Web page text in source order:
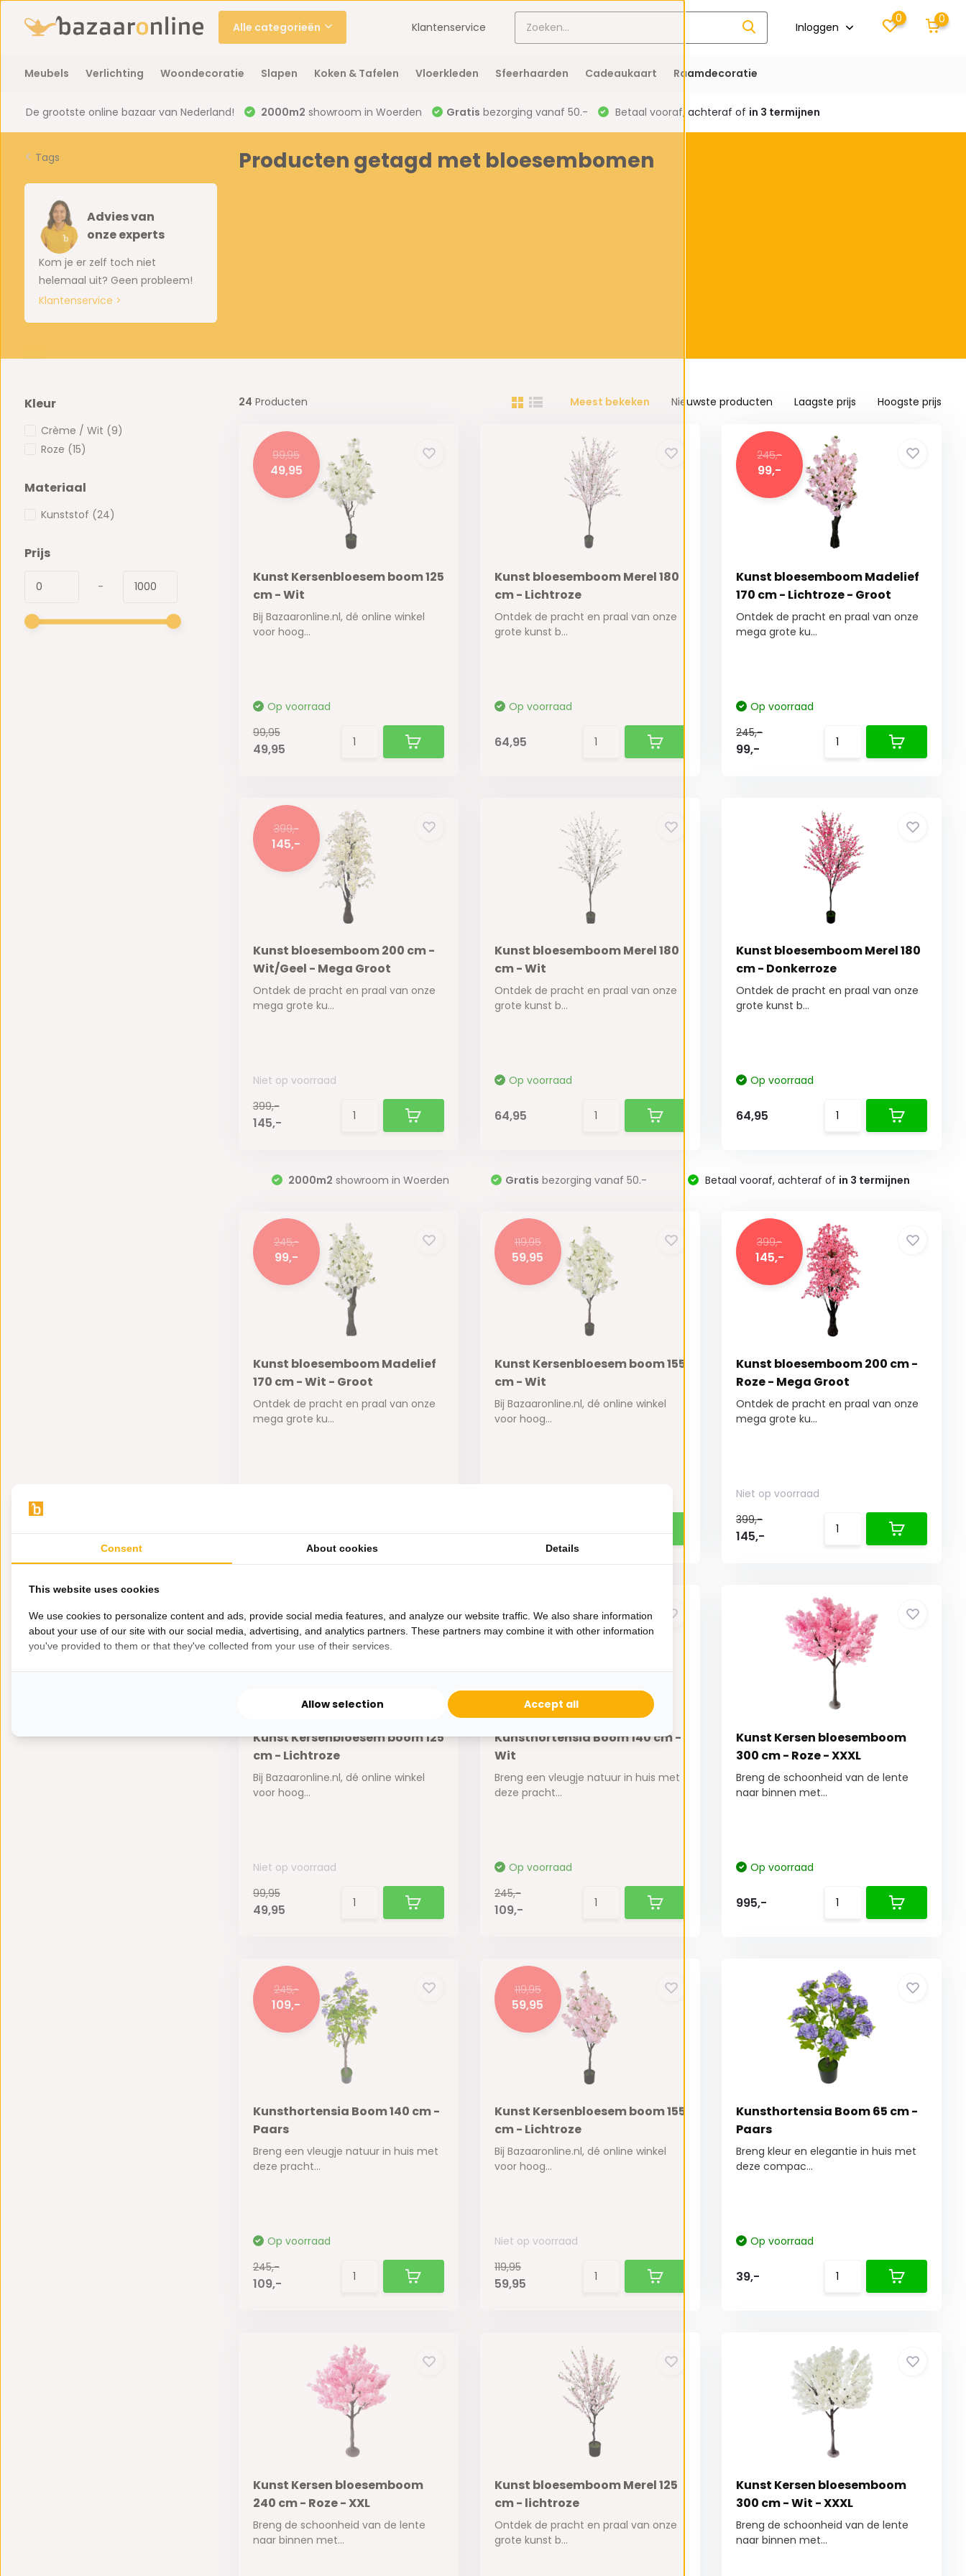
Alle categorieën Klantenservice Inloggen
0 0
Meubels Verlichting Woondecoratie Slapen Koken & Tafelen Vloerkleden Sfeerhaarden Cadeaukaart Raamdecoratie
De grootste online bazaar van Nederland! 2000m2 showroom in Woerden Gratis bezorging vanaf 50.- Betaal vooraf, achteraf of in 3 termijnen
Tags
Advies van
onze experts
Kom je er zelf toch niet
helemaal uit? Geen probleem!
Klantenservice >
Producten getagd met bloesembomen
Kleur
Crème / Wit (9)
Roze (15)
Materiaal
Kunststof (24)
Prijs
-
24 Producten Meest bekeken Nieuwste producten Laagste prijs Hoogste prijs
99,95
49,95
Kunst Kersenbloesem boom 125
cm - Wit
Bij Bazaaronline.nl, dé online winkel
voor hoog...
Op voorraad
99,95
49,95
Kunst bloesemboom Merel 180
cm - Lichtroze
Ontdek de pracht en praal van onze
grote kunst b...
Op voorraad
64,95
245,-
99,-
Kunst bloesemboom Madelief
170 cm - Lichtroze - Groot
Ontdek de pracht en praal van onze
mega grote ku...
Op voorraad
245,-
99,-
399,-
145,-
Kunst bloesemboom 200 cm -
Wit/Geel - Mega Groot
Ontdek de pracht en praal van onze
mega grote ku...
Niet op voorraad
399,-
145,-
Kunst bloesemboom Merel 180
cm - Wit
Ontdek de pracht en praal van onze
grote kunst b...
Op voorraad
64,95
Kunst bloesemboom Merel 180
cm - Donkerroze
Ontdek de pracht en praal van onze
grote kunst b...
Op voorraad
64,95
2000m2 showroom in Woerden Gratis bezorging vanaf 50.- Betaal vooraf, achteraf of in 3 termijnen
245,-
99,-
Kunst bloesemboom Madelief
170 cm - Wit - Groot
Ontdek de pracht en praal van onze
mega grote ku...
99,-
119,95
59,95
Kunst Kersenbloesem boom 155
cm - Wit
Bij Bazaaronline.nl, dé online winkel
voor hoog...
59,95
399,-
145,-
Kunst bloesemboom 200 cm -
Roze - Mega Groot
Ontdek de pracht en praal van onze
mega grote ku...
Niet op voorraad
399,-
145,-
99,95
49,95
Kunst Kersenbloesem boom 125
cm - Lichtroze
Bij Bazaaronline.nl, dé online winkel
voor hoog...
Niet op voorraad
99,95
49,95
245,-
109,-
Kunsthortensia Boom 140 cm -
Wit
Breng een vleugje natuur in huis met
deze pracht...
Op voorraad
245,-
109,-
Kunst Kersen bloesemboom
300 cm - Roze - XXXL
Breng de schoonheid van de lente
naar binnen met...
Op voorraad
995,-
245,-
109,-
Kunsthortensia Boom 140 cm -
Paars
Breng een vleugje natuur in huis met
deze pracht...
Op voorraad
245,-
109,-
119,95
59,95
Kunst Kersenbloesem boom 155
cm - Lichtroze
Bij Bazaaronline.nl, dé online winkel
voor hoog...
Niet op voorraad
119,95
59,95
Kunsthortensia Boom 65 cm -
Paars
Breng kleur en elegantie in huis met
deze compac...
Op voorraad
39,-
Kunst Kersen bloesemboom
240 cm - Roze - XXL
Breng de schoonheid van de lente
naar binnen met...
Kunst bloesemboom Merel 125
cm - lichtroze
Ontdek de pracht en praal van onze
grote kunst b...
Kunst Kersen bloesemboom
300 cm - Wit - XXXL
Breng de schoonheid van de lente
naar binnen met...
Consent About cookies Details
This website uses cookies
We use cookies to personalize content and ads, provide social media features, and analyze our website traffic. We also share information
about your use of our site with our social media, advertising, and analytics partners. These partners may combine it with other information
you've provided to them or that they've collected from your use of their services.
Allow selection Accept all